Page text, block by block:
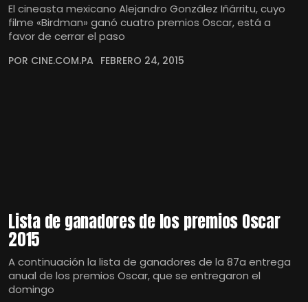
El cineasta mexicano Alejandro González Iñárritu, cuyo
filme «Birdman» ganó cuatro premios Oscar, está a
favor de cerrar el paso
POR CINE.COM.PA FEBRERO 24, 2015
Lista de ganadores de los premios Oscar
2015
A continuación la lista de ganadores de la 87a entrega
anual de los premios Oscar, que se entregaron el
domingo